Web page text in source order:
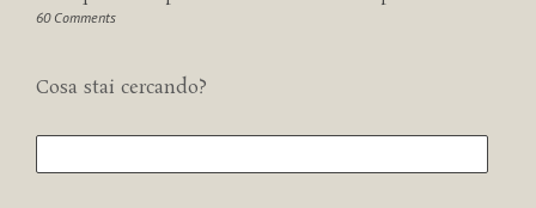
60 Comments
Cosa stai cercando?